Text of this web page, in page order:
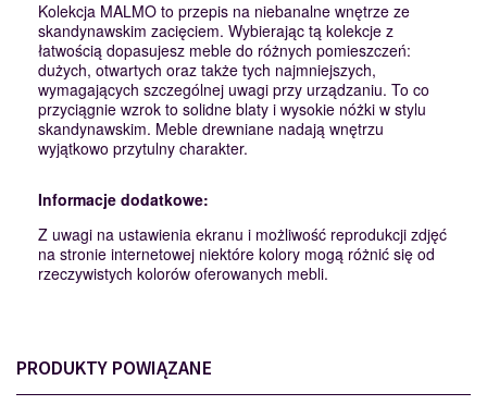
Kolekcja MALMO to przepis na niebanalne wnętrze ze
skandynawskim zacięciem. Wybierając tą kolekcje z
łatwością dopasujesz meble do różnych pomieszczeń:
dużych, otwartych oraz także tych najmniejszych,
wymagających szczególnej uwagi przy urządzaniu. To co
przyciągnie wzrok to solidne blaty i wysokie nóżki w stylu
skandynawskim. Meble drewniane nadają wnętrzu
wyjątkowo przytulny charakter.
Informacje dodatkowe:
Z uwagi na ustawienia ekranu i możliwość reprodukcji zdjęć
na stronie internetowej niektóre kolory mogą różnić się od
rzeczywistych kolorów oferowanych mebli.
PRODUKTY POWIĄZANE